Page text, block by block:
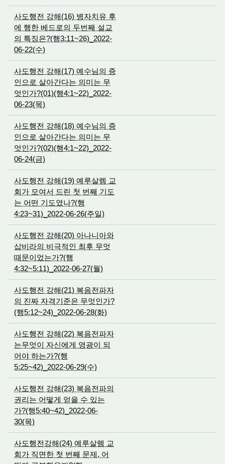
사도행전 강해(16) 병자치유 후
에 행한 베드로의 두번째 설교
의 특징은?(행3:11~26)_2022-
06-22(수)
사도행전 강해(17) 예수님의 증
인으로 살아간다는 의미는 무
엇인가?(01)(행4:1~22)_2022-
06-23(목)
사도행전 강해(18) 예수님의 증
인으로 살아간다는 의미는 무
엇인가?(02)(행4:1~22)_2022-
06-24(금)
사도행전 강해(19) 예루살렘 교
회가 모여서 드린 첫 번째 기도
는 어떤 기도였나?(행
4:23~31)_2022-06-26(주일)
사도행전 강해(20) 아나니아와
삽비라의 비극적인 최후 무엇
때문이었는가?(행
4:32~5:11)_2022-06-27(월)
사도행전 강해(21) 복음전파자
의 진짜 자격기준은 무엇인가?
(행5:12~24)_2022-06-28(화)
사도행전 강해(22) 복음전파자
는무엇이 자신에게 영광이 되
어야 하는가?(행
5:25~42)_2022-06-29(수)
사도행전 강해(23) 복음전파의
권리는 어떻게 얻을 수 있는
가?(행5:40~42)_2022-06-
30(목)
사도행전강해(24) 예루살렘 교
회가 직면한 첫 번째 문제, 어